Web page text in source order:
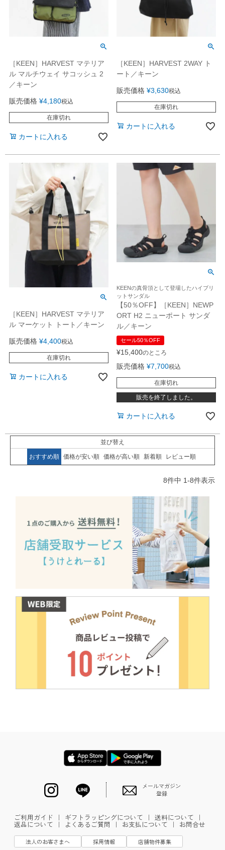
［KEEN］HARVEST マテリア
ル マルチウェイ サコッシュ 2
／キーン
販売価格 ¥4,180税込
在庫切れ
カートに入れる
［KEEN］HARVEST 2WAY ト
ート／キーン
販売価格 ¥3,630税込
在庫切れ
カートに入れる
［KEEN］HARVEST マテリア
ル マーケット トート／キーン
販売価格 ¥4,400税込
在庫切れ
カートに入れる
KEENの真骨頂として登場したハイブリ
ットサンダル
【50％OFF】［KEEN］NEWP
ORT H2 ニューポート サンダ
ル／キーン
セール50％OFF
¥15,400のところ
販売価格 ¥7,700税込
在庫切れ
販売を終了しました。
カートに入れる
並び替え
おすすめ順 価格が安い順 価格が高い順 新着順 レビュー順
8件中 1-8件表示
メールマガジン
登録
ご利用ガイド ｜ ギフトラッピングについて ｜ 送料について ｜
返品について ｜ よくあるご質問 ｜ お支払について ｜ お問合せ
法人のお客さまへ 採用情報 店舗物件募集